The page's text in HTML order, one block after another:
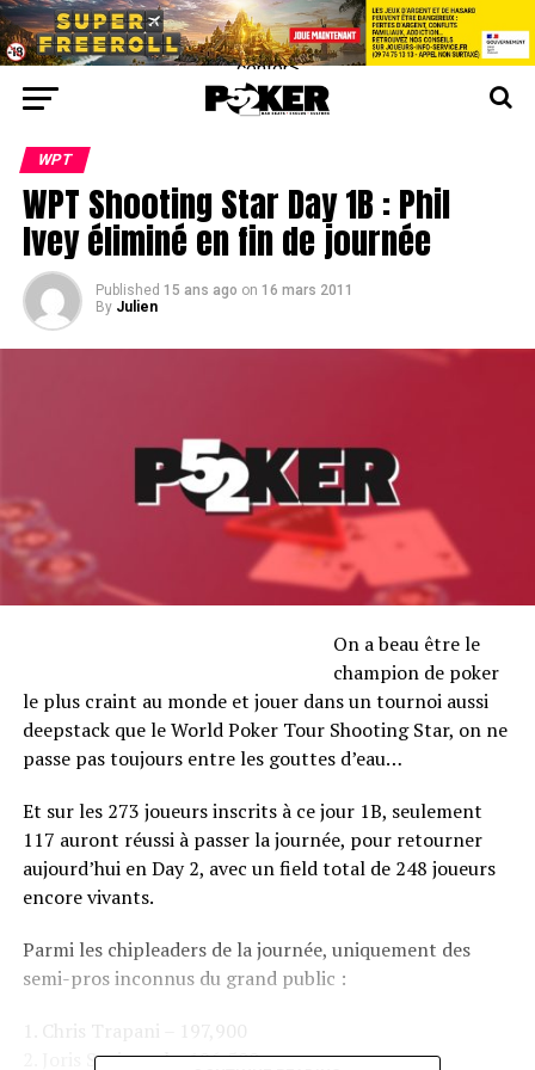
center>
WPT
WPT Shooting Star Day 1B : Phil
Ivey éliminé en fin de journée
Published 15 ans ago on 16 mars 2011
By Julien
On a beau être le
champion de poker
le plus craint au monde et jouer dans un tournoi aussi
deepstack que le World Poker Tour Shooting Star, on ne
passe pas toujours entre les gouttes d’eau…
Et sur les 273 joueurs inscrits à ce jour 1B, seulement
117 auront réussi à passer la journée, pour retourner
aujourd’hui en Day 2, avec un field total de 248 joueurs
encore vivants.
Parmi les chipleaders de la journée, uniquement des
semi-pros inconnus du grand public :
2. Joris Springael – 196,500